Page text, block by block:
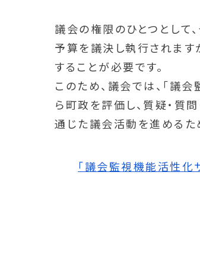
議会の権限のひとつとして
予算を議決し執行されます
することが必要です。
このため、議会では、「議
ら町政を評価し、質疑・質
通じた議会活動を進めるた
「議会監視機能活性化